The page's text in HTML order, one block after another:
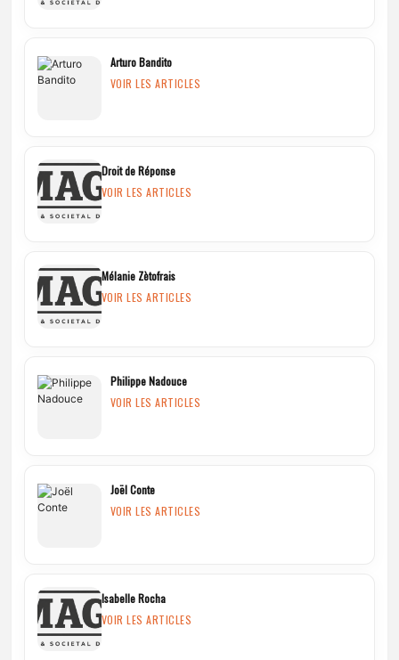
Arturo Bandito
VOIR LES ARTICLES
Droit de Réponse
VOIR LES ARTICLES
Mélanie Zètofrais
VOIR LES ARTICLES
Philippe Nadouce
VOIR LES ARTICLES
Joël Conte
VOIR LES ARTICLES
Isabelle Rocha
VOIR LES ARTICLES